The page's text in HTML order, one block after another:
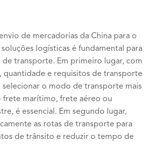
de mercadorias da China para o
logísticas é fundamental para
de transporte. Em primeiro lugar, com
quantidade e requisitos de transporte
selecionar o modo de transporte mais
frete marítimo, frete aéreo ou
é essencial. Em segundo lugar,
as rotas de transporte para
de trânsito e reduzir o tempo de